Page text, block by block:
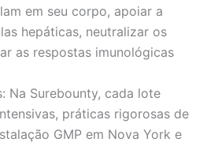
em seu corpo, apoiar a
hepáticas, neutralizar os
as respostas imunológicas
Na Surebounty, cada lote
práticas rigorosas de
GMP em Nova York e